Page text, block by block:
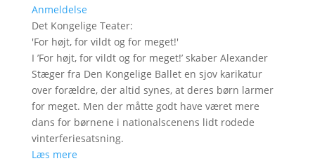
Anmeldelse
Det Kongelige Teater:
'For højt, for vildt og for meget!'
I ’For højt, for vildt og for meget!’ skaber Alexander
Stæger fra Den Kongelige Ballet en sjov karikatur
over forældre, der altid synes, at deres børn larmer
for meget. Men der måtte godt have været mere
dans for børnene i nationalscenens lidt rodede
vinterferiesatsning.
Læs mere